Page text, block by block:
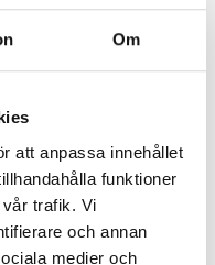
Om
att anpassa innehållet
funktioner
trafik. Vi
och annan
medier och
Skuleberget
och slipp bilköerna
till konsertområdet via en
från Umeå,